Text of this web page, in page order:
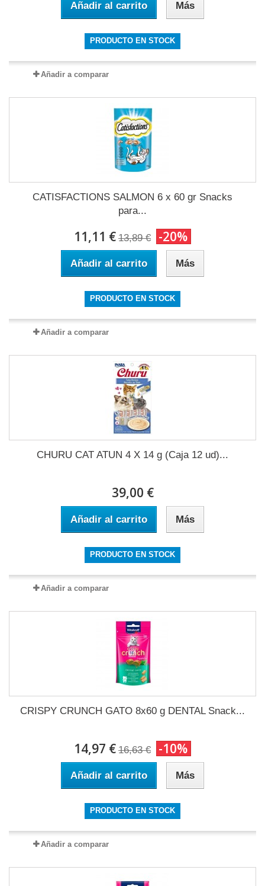
Añadir al carrito Más
PRODUCTO EN STOCK
Añadir a comparar
CATISFACTIONS SALMON 6 x 60 gr Snacks
para...
11,11 € 13,89 € -20%
Añadir al carrito Más
PRODUCTO EN STOCK
Añadir a comparar
CHURU CAT ATUN 4 X 14 g (Caja 12 ud)...
39,00 €
Añadir al carrito Más
PRODUCTO EN STOCK
Añadir a comparar
CRISPY CRUNCH GATO 8x60 g DENTAL Snack...
14,97 € 16,63 € -10%
Añadir al carrito Más
PRODUCTO EN STOCK
Añadir a comparar